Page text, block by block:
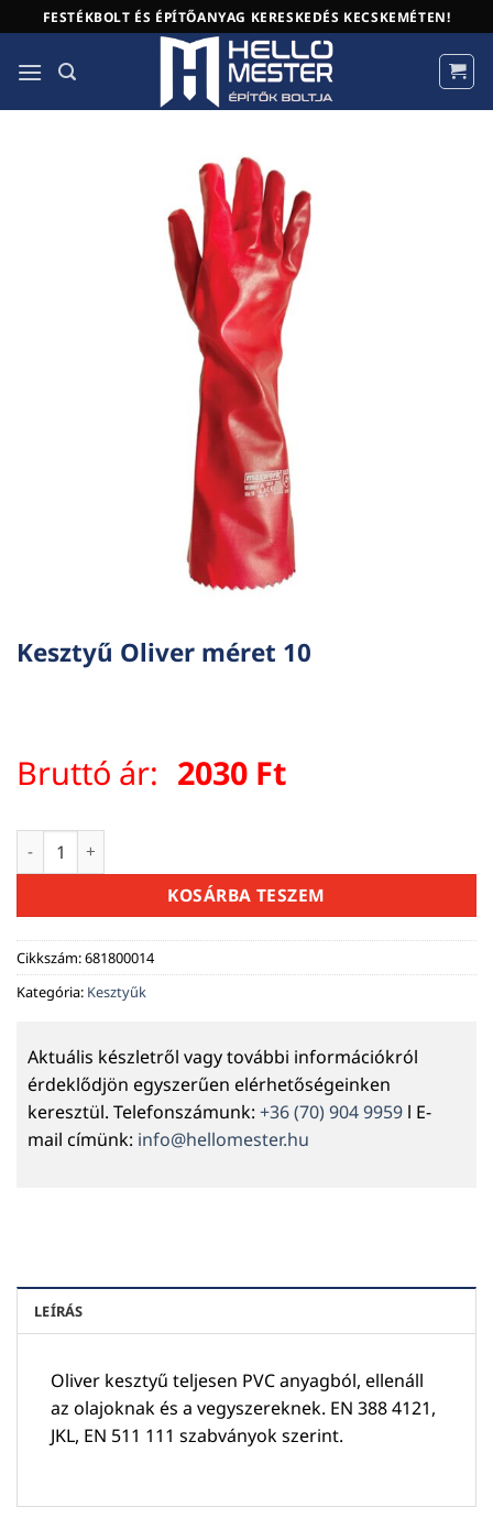
to
content
FESTÉKBOLT ÉS ÉPÍTŐANYAG KERESKEDÉS KECSKEMÉTEN!
Kesztyű Oliver méret 10
Bruttó ár: 2030 Ft
Kesztyű Oliver méret 10 mennyiség
KOSÁRBA TESZEM
Cikkszám:681800014
Kategória: Kesztyűk
Aktuális készletről vagy további információkról
érdeklődjön egyszerűen elérhetőségeinken
keresztül. Telefonszámunk: +36 (70) 904 9959 l E-
mail címünk: info@hellomester.hu
LEÍRÁS
Oliver kesztyű teljesen PVC anyagból, ellenáll
az olajoknak és a vegyszereknek. EN 388 4121,
JKL, EN 511 111 szabványok szerint.